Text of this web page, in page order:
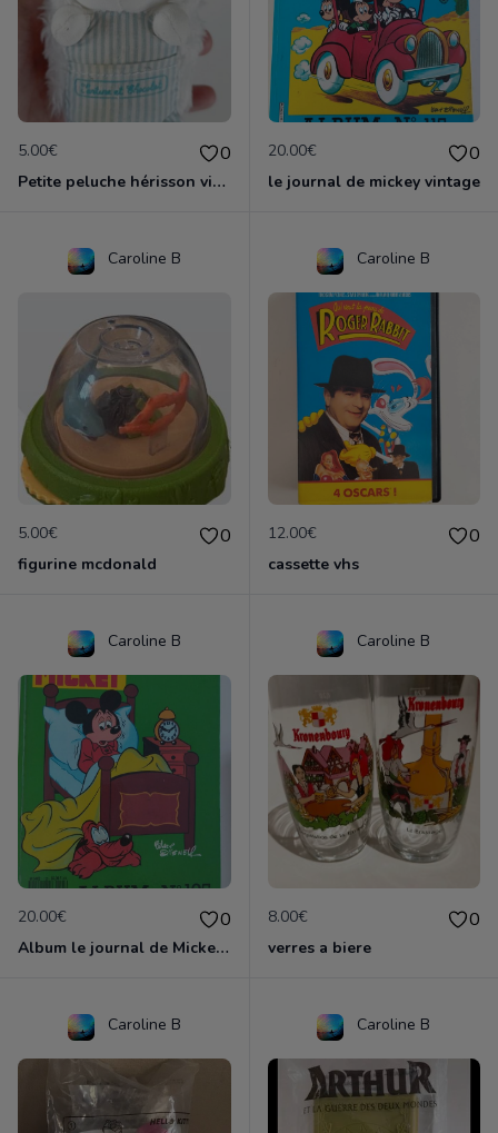
5.00€ 0
Petite peluche hérisson vintage tartine et chocolat
20.00€ 0
le journal de mickey vintage
Caroline B
5.00€ 0
figurine mcdonald
Caroline B
12.00€ 0
cassette vhs
Caroline B
20.00€ 0
Album le journal de Mickey vintage ancien
Caroline B
8.00€ 0
verres a biere
Caroline B Caroline B